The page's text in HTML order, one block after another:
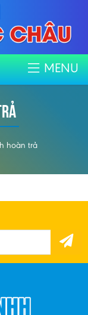
MENU
hoàn trả